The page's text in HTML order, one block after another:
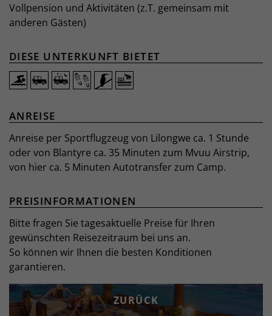
Vollpension und Aktivitäten (z.T. gemeinsam mit
anderen Gästen)
DIESE UNTERKUNFT BIETET
ANREISE
Anreise per Sportflugzeug von Lilongwe ca. 1 Stunde
oder von Blantyre ca. 35 Minuten zum Mvuu Airstrip,
von hier ca. 5 Minuten Autotransfer zum Camp.
PREISINFORMATIONEN
Bitte fragen Sie tagesaktuelle Preise für Ihren
gewünschten Reisezeitraum bei uns an.
So können wir Ihnen die besten Konditionen
garantieren.
ZURÜCK